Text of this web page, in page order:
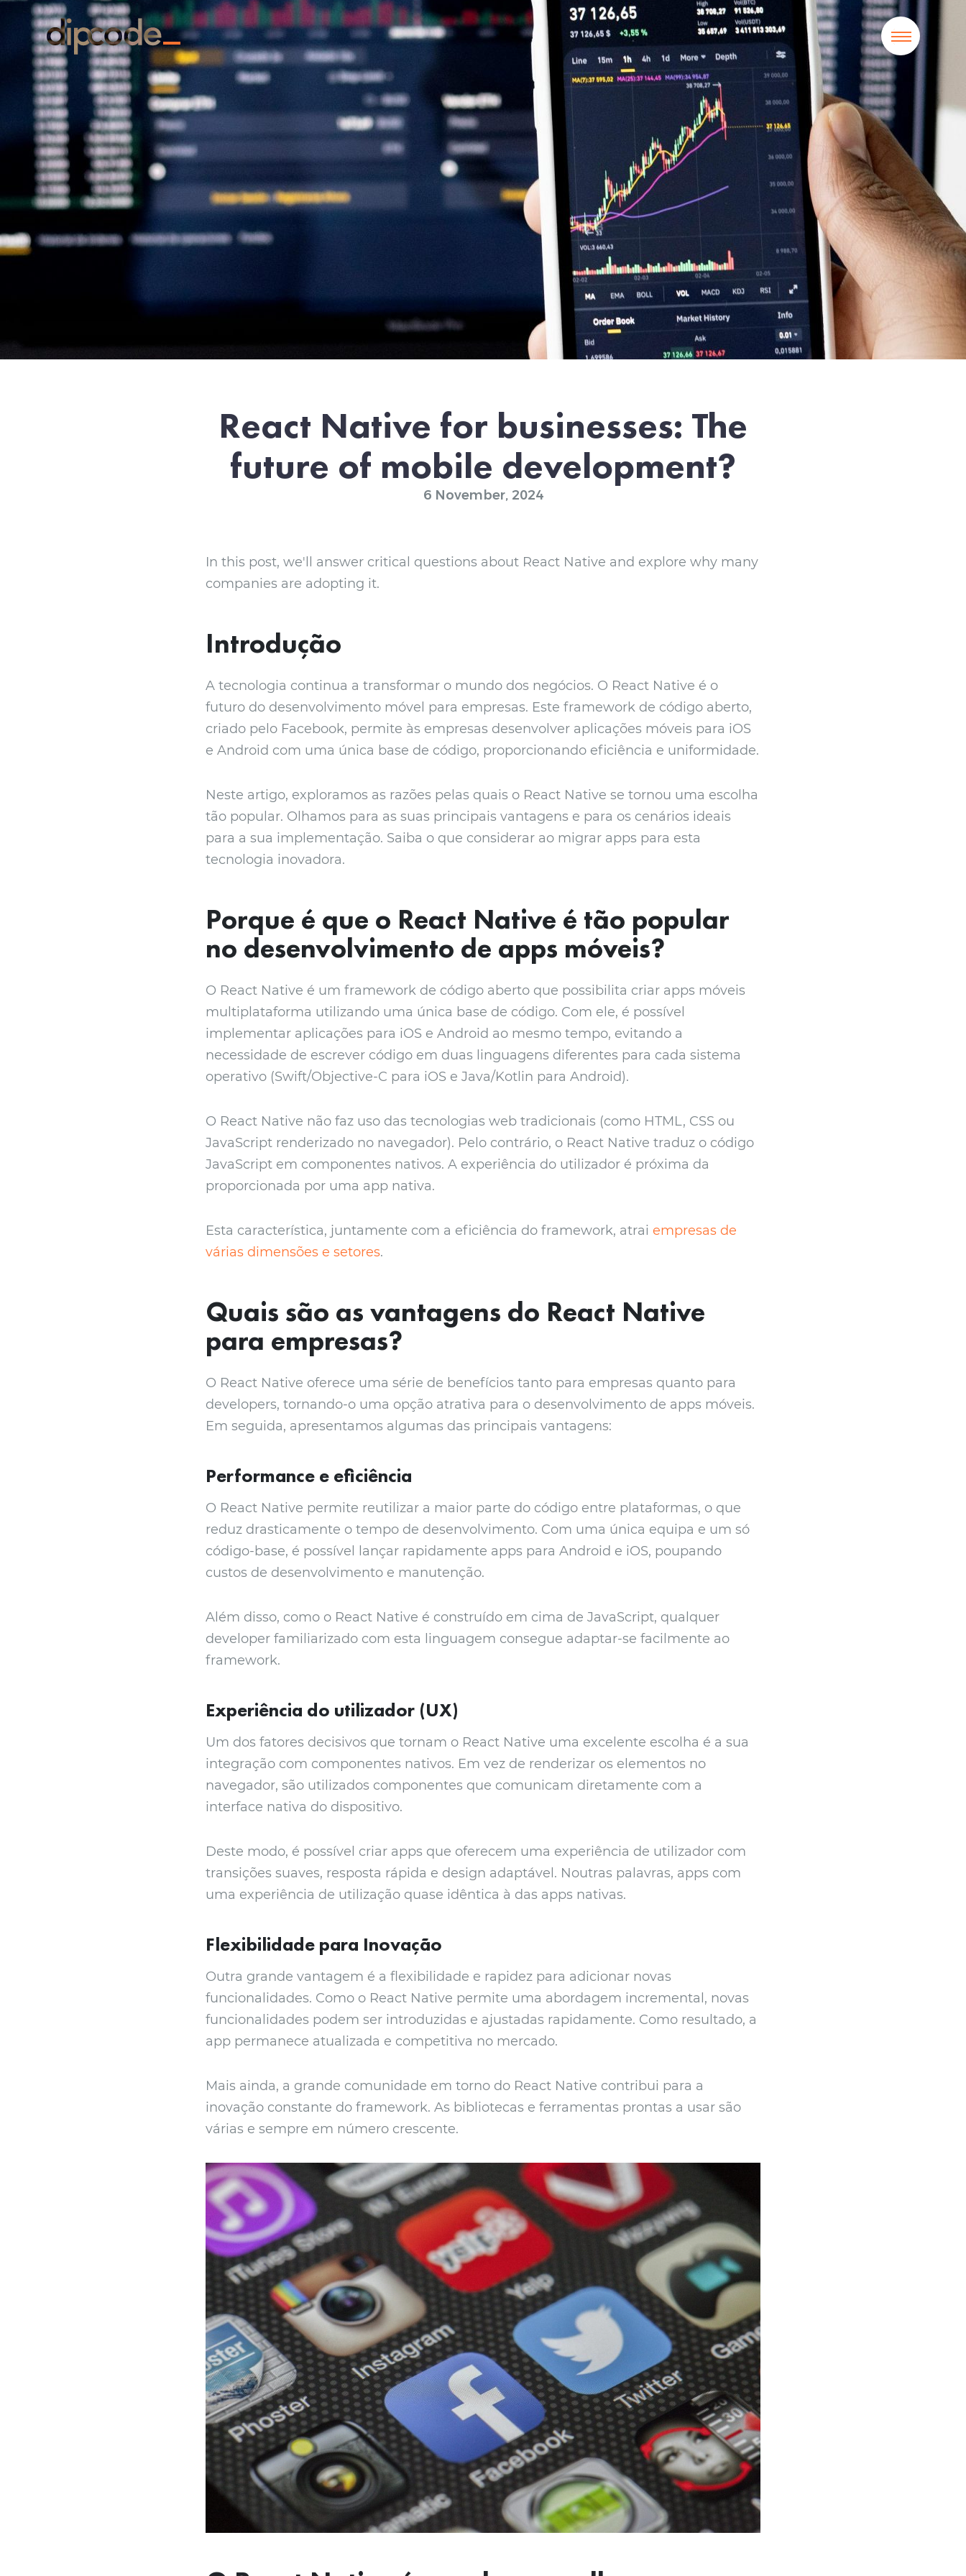
React Native for businesses: The
future of mobile development?
6 November, 2024
In this post, we'll answer critical questions about React Native and explore why many
companies are adopting it.
Introdução
A tecnologia continua a transformar o mundo dos negócios. O React Native é o
futuro do desenvolvimento móvel para empresas. Este framework de código aberto,
criado pelo Facebook, permite às empresas desenvolver aplicações móveis para iOS
e Android com uma única base de código, proporcionando eficiência e uniformidade.
Neste artigo, exploramos as razões pelas quais o React Native se tornou uma escolha
tão popular. Olhamos para as suas principais vantagens e para os cenários ideais
para a sua implementação. Saiba o que considerar ao migrar apps para esta
tecnologia inovadora.
Porque é que o React Native é tão popular
no desenvolvimento de apps móveis?
O React Native é um framework de código aberto que possibilita criar apps móveis
multiplataforma utilizando uma única base de código. Com ele, é possível
implementar aplicações para iOS e Android ao mesmo tempo, evitando a
necessidade de escrever código em duas linguagens diferentes para cada sistema
operativo (Swift/Objective-C para iOS e Java/Kotlin para Android).
O React Native não faz uso das tecnologias web tradicionais (como HTML, CSS ou
JavaScript renderizado no navegador). Pelo contrário, o React Native traduz o código
JavaScript em componentes nativos. A experiência do utilizador é próxima da
proporcionada por uma app nativa.
Esta característica, juntamente com a eficiência do framework, atrai empresas de
várias dimensões e setores.
Quais são as vantagens do React Native
para empresas?
O React Native oferece uma série de benefícios tanto para empresas quanto para
developers, tornando-o uma opção atrativa para o desenvolvimento de apps móveis.
Em seguida, apresentamos algumas das principais vantagens:
Performance e eficiência
O React Native permite reutilizar a maior parte do código entre plataformas, o que
reduz drasticamente o tempo de desenvolvimento. Com uma única equipa e um só
código-base, é possível lançar rapidamente apps para Android e iOS, poupando
custos de desenvolvimento e manutenção.
Além disso, como o React Native é construído em cima de JavaScript, qualquer
developer familiarizado com esta linguagem consegue adaptar-se facilmente ao
framework.
Experiência do utilizador (UX)
Um dos fatores decisivos que tornam o React Native uma excelente escolha é a sua
integração com componentes nativos. Em vez de renderizar os elementos no
navegador, são utilizados componentes que comunicam diretamente com a
interface nativa do dispositivo.
Deste modo, é possível criar apps que oferecem uma experiência de utilizador com
transições suaves, resposta rápida e design adaptável. Noutras palavras, apps com
uma experiência de utilização quase idêntica à das apps nativas.
Flexibilidade para Inovação
Outra grande vantagem é a flexibilidade e rapidez para adicionar novas
funcionalidades. Como o React Native permite uma abordagem incremental, novas
funcionalidades podem ser introduzidas e ajustadas rapidamente. Como resultado, a
app permanece atualizada e competitiva no mercado.
Mais ainda, a grande comunidade em torno do React Native contribui para a
inovação constante do framework. As bibliotecas e ferramentas prontas a usar são
várias e sempre em número crescente.